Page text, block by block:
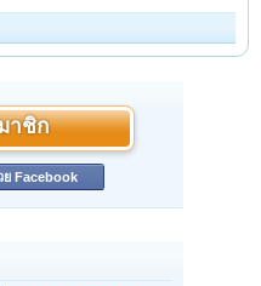
าชิก
ย Facebook